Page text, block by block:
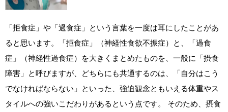
「拒食症」や「過食症」という言葉を一度は耳にしたことがあ
ると思います。「拒食症」（神経性食欲不振症）と、「過食
症」（神経性過食症）を大きくまとめたものを、一般に「摂食
障害」と呼びますが、どちらにも共通するのは、「自分はこう
でなければならない」といった、強迫観念ともいえる体重やス
タイルへの強いこだわりがあるという点です。 そのため、摂食